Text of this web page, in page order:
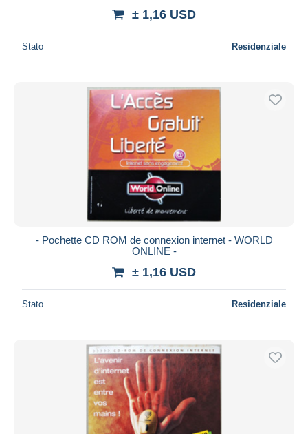
± 1,16 USD
Stato Residenziale
- Pochette CD ROM de connexion internet - WORLD
ONLINE -
± 1,16 USD
Stato Residenziale